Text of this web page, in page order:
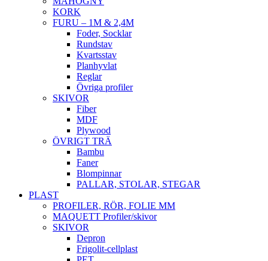
KORK
FURU – 1M & 2,4M
Foder, Socklar
Rundstav
Kvartsstav
Planhyvlat
Reglar
Övriga profiler
SKIVOR
Fiber
MDF
Plywood
ÖVRIGT TRÄ
Bambu
Faner
Blompinnar
PALLAR, STOLAR, STEGAR
PLAST
PROFILER, RÖR, FOLIE MM
MAQUETT Profiler/skivor
SKIVOR
Depron
Frigolit-cellplast